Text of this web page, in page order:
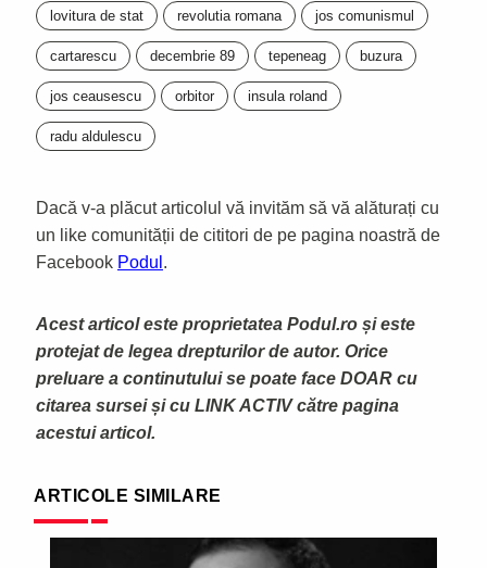
lovitura de stat revolutia romana jos comunismul
cartarescu decembrie 89 tepeneag buzura
jos ceausescu orbitor insula roland
radu aldulescu
Dacă v-a plăcut articolul vă invităm să vă alăturați cu
un like comunității de cititori de pe pagina noastră de
Facebook Podul .
Acest articol este proprietatea Podul.ro și este
protejat de legea drepturilor de autor. Orice
preluare a continutului se poate face DOAR cu
citarea sursei și cu LINK ACTIV către pagina
acestui articol.
ARTICOLE SIMILARE